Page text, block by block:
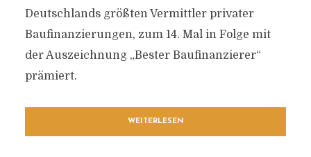
Deutschlands größten Vermittler privater
Baufinanzierungen, zum 14. Mal in Folge mit
der Auszeichnung „Bester Baufinanzierer“
prämiert.
WEITERLESEN